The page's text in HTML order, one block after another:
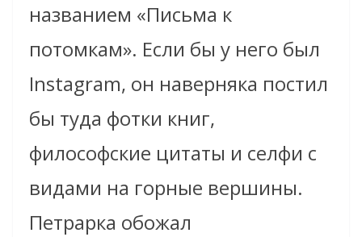
названием «Письма к
потомкам». Если бы у него был
Instagram, он наверняка постил
бы туда фотки книг,
философские цитаты и селфи с
видами на горные вершины.
Петрарка обожал